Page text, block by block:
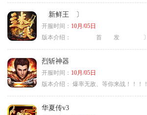
新鲜王 〕
开服时间： 10月/05日
版本介绍：
首 发 〕
烈斩神器
开服时间： 10月/05日
版本介绍： 爆率无敌、等你来战！！！！
华夏传v3